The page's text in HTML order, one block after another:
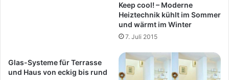
Keep cool! – Moderne
Heiztechnik kühlt im Sommer
und wärmt im Winter
7. Juli 2015
Glas-Systeme für Terrasse
und Haus von eckig bis rund